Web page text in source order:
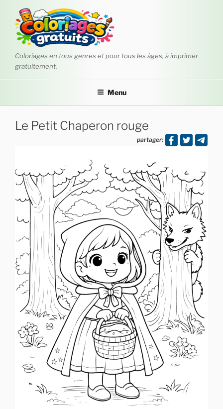
contenu
principal
Coloriages en tous genres et pour tous les âges, à imprimer
gratuitement.
Menu
Le Petit Chaperon rouge
partager: